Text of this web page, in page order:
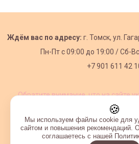
Ждём вас по адресу: г. Томск, ул.
Пн-Пт с09:00 до 19:00 /Сб-
+7 901 611 42
Обратите внимание, что на сайте
🍪
Мы используем файлы cookie для
сайтом и повышения рекомендаций.
соглашаетесь с нашей